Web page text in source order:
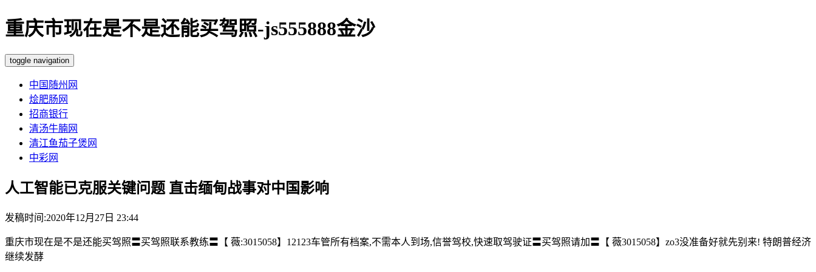
重庆市现在是不是还能买驾照-js555888金沙
toggle navigation
中国随州网
烩肥肠网
招商银行
清汤牛腩网
清江鱼茄子煲网
中彩网
人工智能已克服关键问题 直击缅甸战事对中国影响
发稿时间:2020年12月27日 23:44
重庆市现在是不是还能买驾照〓买驾照联系教练〓【 薇:3015058】12123车管所有档案,不需本人到场,信誉驾校,快速取驾驶证〓买驾照请加〓【 薇3015058】zo3没准备好就先别来! 特朗普经济
继续发酵